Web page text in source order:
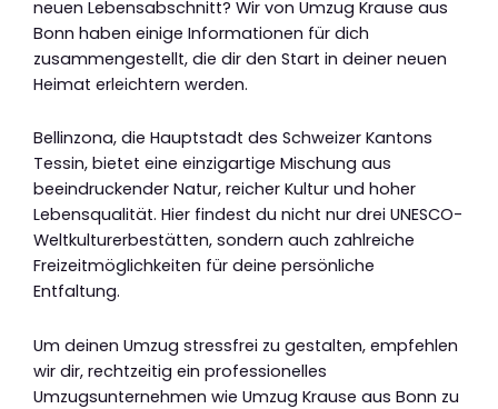
neuen Lebensabschnitt? Wir von Umzug Krause aus
Bonn haben einige Informationen für dich
zusammengestellt, die dir den Start in deiner neuen
Heimat erleichtern werden.
Bellinzona, die Hauptstadt des Schweizer Kantons
Tessin, bietet eine einzigartige Mischung aus
beeindruckender Natur, reicher Kultur und hoher
Lebensqualität. Hier findest du nicht nur drei UNESCO-
Weltkulturerbestätten, sondern auch zahlreiche
Freizeitmöglichkeiten für deine persönliche
Entfaltung.
Um deinen Umzug stressfrei zu gestalten, empfehlen
wir dir, rechtzeitig ein professionelles
Umzugsunternehmen wie Umzug Krause aus Bonn zu